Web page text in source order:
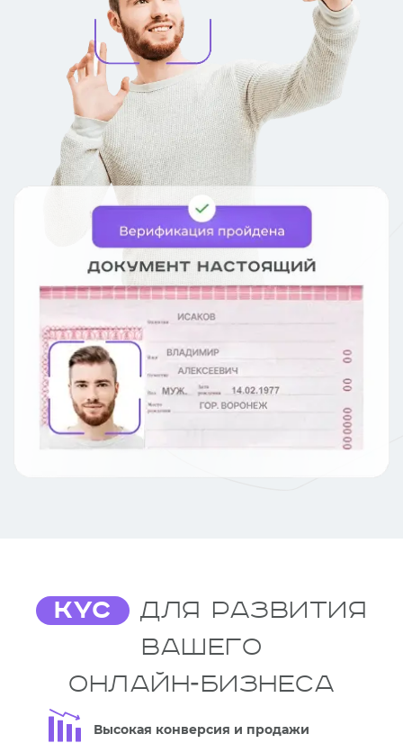
KYC
для развития
вашего
онлайн‑бизнеса
Высокая конверсия и продажи